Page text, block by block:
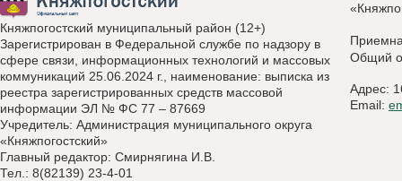
Княжпогостский муниципальный район (12+)
Зарегистрирован в Федеральной службе по надзору в
сфере связи, информационных технологий и массовых
коммуникаций 25.06.2024 г., наименование: выписка из
реестра зарегистрированных средств массовой
информации ЭЛ № ФС 77 – 87669
Учредитель: Администрация муниципального округа
«Княжпогостский»
Главный редактор: Смирнягина И.В.
Тел.: 8(82139) 23-4-01
Общий
Адрес:
Email: